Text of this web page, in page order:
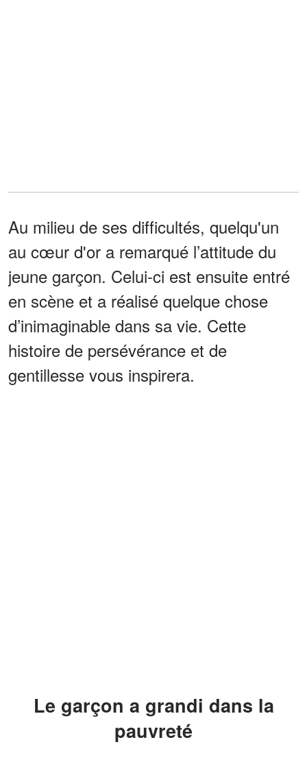
Au milieu de ses difficultés, quelqu'un
au cœur d'or a remarqué l’attitude du
jeune garçon. Celui-ci est ensuite entré
en scène et a réalisé quelque chose
d’inimaginable dans sa vie. Cette
histoire de persévérance et de
gentillesse vous inspirera.
Le garçon a grandi dans la
pauvreté